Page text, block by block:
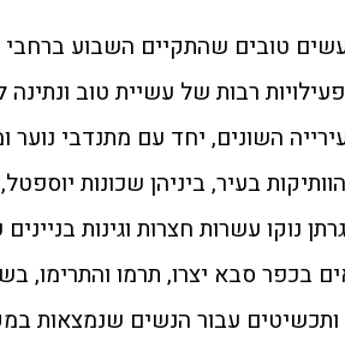
טובים שהתקיים השבוע ברחבי
רבות של עשיית טוב
השונים, יחד עם מתנדבי
בעיר, ביניהן שכונות
נוקו עשרות חצרות וגינות
בכפר סבא יצרו, תרמו והתרימו,
ותכשיטים עבור הנשים שנמצאות